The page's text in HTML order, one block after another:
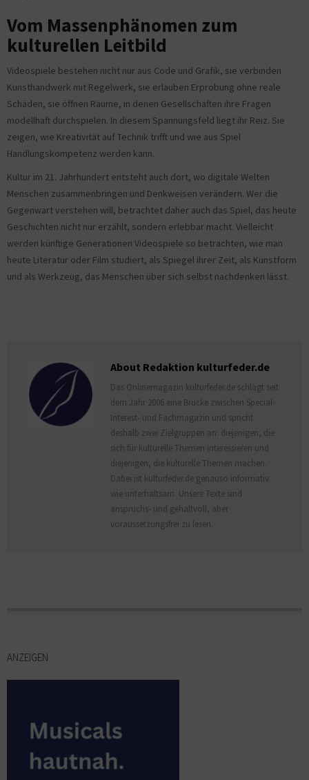
Vom Massenphänomen zum
kulturellen Leitbild
Videospiele bestehen nicht nur aus Code und Grafik, sie verbinden
Kunsthandwerk mit Regelwerk, sie erlauben Erprobung ohne reale
Schäden, sie öffnen Räume, in denen Gesellschaften ihre Fragen
modellhaft durchspielen. In diesem Spannungsfeld liegt ihr Reiz. Sie
zeigen, wie Kreativität auf Technik trifft und wie aus Spiel
Handlungskompetenz werden kann.
Kultur im 21. Jahrhundert entsteht auch dort, wo digitale Welten
Menschen zusammenbringen und Denkweisen verändern. Wer die
Gegenwart verstehen will, betrachtet daher auch das Spiel, das heute
Geschichten nicht nur erzählt, sondern erlebbar macht. Vielleicht
werden künftige Generationen Videospiele so betrachten, wie man
heute Literatur oder Film studiert, als Spiegel ihrer Zeit, als Kunstform
und als Werkzeug, das Menschen über sich selbst nachdenken lässt.
About Redaktion kulturfeder.de
Das Onlinemagazin kulturfeder.de schlägt seit
dem Jahr 2006 eine Brücke zwischen Special-
Interest- und Fachmagazin und spricht
deshalb zwei Zielgruppen an: diejenigen, die
sich für kulturelle Themen interessieren und
diejenigen, die kulturelle Themen machen.
Dabei ist kulturfeder.de genauso informativ
wie unterhaltsam. Unsere Texte sind
anspruchs- und gehaltvoll, aber
voraussetzungsfrei zu lesen.
ANZEIGEN